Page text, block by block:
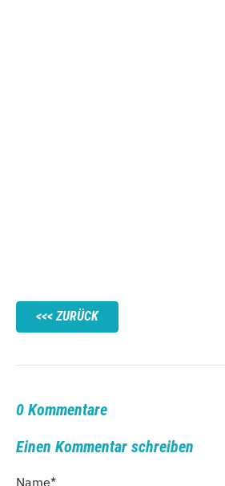
ZURÜCK
0 Kommentare
Einen Kommentar schreiben
Name*